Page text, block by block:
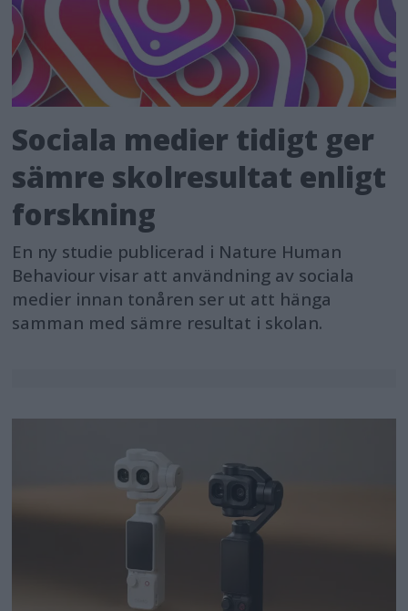
Sociala medier tidigt ger
sämre skolresultat enligt
forskning
En ny studie publicerad i Nature Human
Behaviour visar att användning av sociala
medier innan tonåren ser ut att hänga
samman med sämre resultat i skolan.